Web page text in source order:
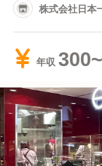
株式会社日本
年収